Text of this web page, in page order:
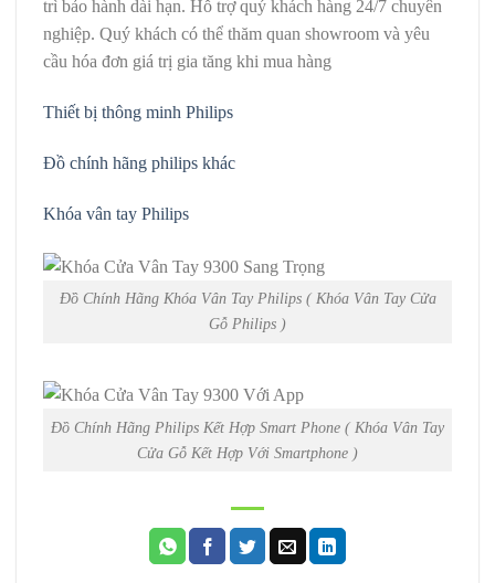
trì bảo hành dài hạn. Hỗ trợ quý khách hàng 24/7 chuyên
nghiệp. Quý khách có thể thăm quan showroom và yêu
cầu hóa đơn giá trị gia tăng khi mua hàng
Thiết bị thông minh Philips
Đồ chính hãng philips khác
Khóa vân tay Philips
Đồ Chính Hãng Khóa Vân Tay Philips ( Khóa Vân Tay Cửa
Gỗ Philips )
Đồ Chính Hãng Philips Kết Hợp Smart Phone ( Khóa Vân Tay
Cửa Gỗ Kết Hợp Với Smartphone )